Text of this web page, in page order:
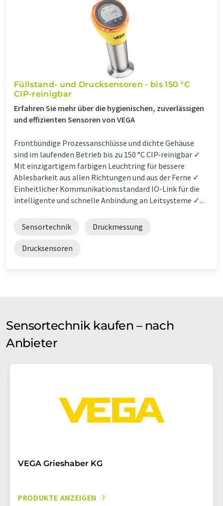
Füllstand- und Drucksensoren - bis 150 °C
CIP-reinigbar
Erfahren Sie mehr über die hygienischen, zuverlässigen
und effizienten Sensoren von VEGA
Frontbündige Prozessanschlüsse und dichte Gehäuse
sind im laufenden Betrieb bis zu 150 °C CIP-reinigbar ✓
Mit einzigartigem farbigen Leuchtring für bessere
Ablesbarkeit aus allen Richtungen und aus der Ferne ✓
Einheitlicher Kommunikationsstandard IO-Link für die
intelligente und schnelle Anbindung an Leitsysteme ✓...
Sensortechnik Druckmessung
Drucksensoren
Sensortechnik kaufen – nach
Anbieter
VEGA Grieshaber KG
PRODUKTE ANZEIGEN